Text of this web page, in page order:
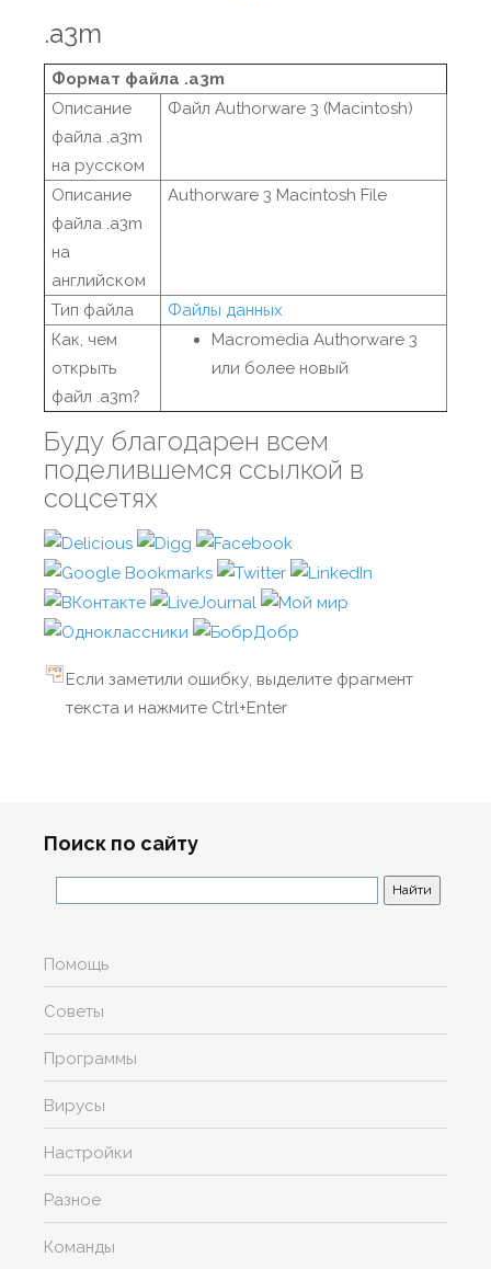
.a3m
Формат файла .a3m
Описание
файла .a3m
на русском
Файл Authorware 3 (Macintosh)
Описание
файла .a3m
на
английском
Authorware 3 Macintosh File
Тип файла
Файлы данных
Как, чем
открыть
файл .a3m?
Macromedia Authorware 3
или более новый
Буду благодарен всем
поделившемся ссылкой в
соцсетях
Если заметили ошибку, выделите фрагмент
текста и нажмите Ctrl+Enter
Поиск по сайту
Помощь
Советы
Программы
Вирусы
Настройки
Разное
Команды